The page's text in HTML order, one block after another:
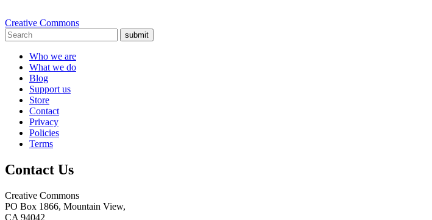
Creative Commons
submit
Who we are
What we do
Blog
Support us
Store
Contact
Privacy
Policies
Terms
Contact Us
Creative Commons
PO Box 1866, Mountain View,
CA 94042